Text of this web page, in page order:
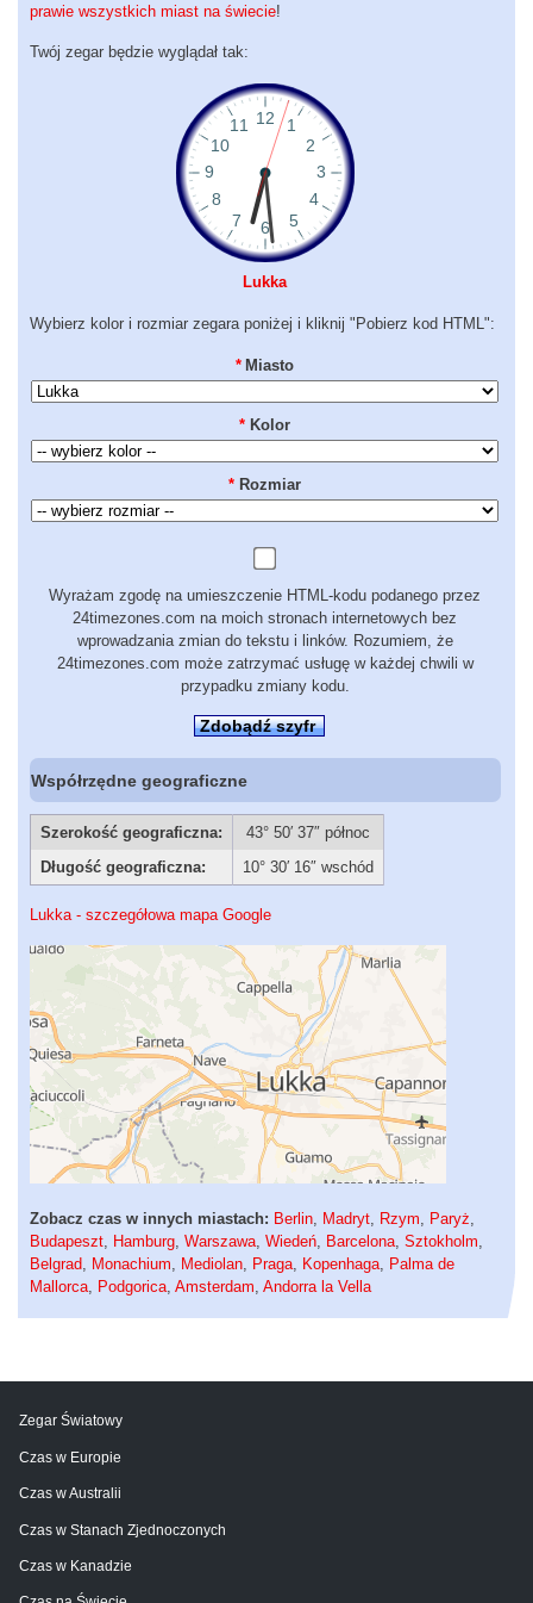
prawie wszystkich miast na świecie!
Twój zegar będzie wyglądał tak:
Lukka
Wybierz kolor i rozmiar zegara poniżej i kliknij "Pobierz kod HTML":
* Miasto
* Kolor
* Rozmiar
Wyrażam zgodę na umieszczenie HTML-kodu podanego przez
24timezones.com na moich stronach internetowych bez
wprowadzania zmian do tekstu i linków. Rozumiem, że
24timezones.com może zatrzymać usługę w każdej chwili w
przypadku zmiany kodu.
Zdobądź szyfr
Współrzędne geograficzne
Szerokość geograficzna:
43° 50′ 37″ północ
Długość geograficzna:
10° 30′ 16″ wschód
Lukka - szczegółowa mapa Google
Zobacz czas w innych miastach: Berlin Madryt Rzym Paryż
Budapeszt
Hamburg Warszawa Wiedeń Barcelona Sztokholm
Belgrad
Monachium Mediolan Praga Kopenhaga
Palma de
Mallorca
Podgorica Amsterdam Andorra la Vella
Zegar Światowy
Czas w Europie
Czas w Australii
Czas w Stanach Zjednoczonych
Czas w Kanadzie